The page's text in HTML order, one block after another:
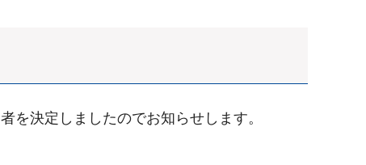
を決定しましたのでお知らせします。